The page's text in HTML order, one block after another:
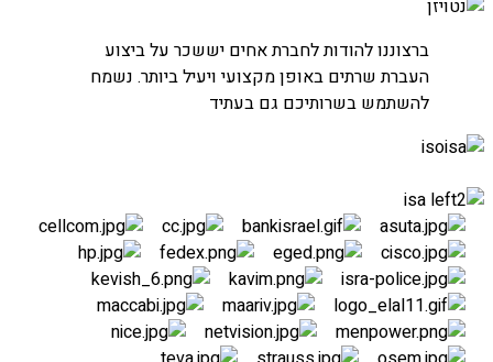
חברת נטויז'ן
העברת חדרי שרתים
ברצוננו להודות לחברת אחים יששכר על ביצוע
העברת שרתים באופן מקצועי ויעיל ביותר. נשמח
להשתמש בשרותיכם גם בעתיד